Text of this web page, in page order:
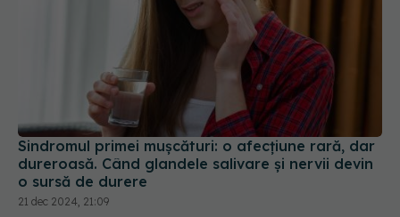
Sindromul primei mușcături: o afecțiune rară, dar
dureroasă. Când glandele salivare și nervii devin
o sursă de durere
21 dec 2024, 21:09